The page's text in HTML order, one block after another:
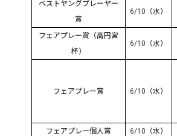
ベストヤングプレーヤー
賞
6/10 （水）
フェアプレー賞（高円宮
杯）
6/10 （水）
フェアプレー賞 6/10 （水）
フェアプレー個人賞 6/10 （水）